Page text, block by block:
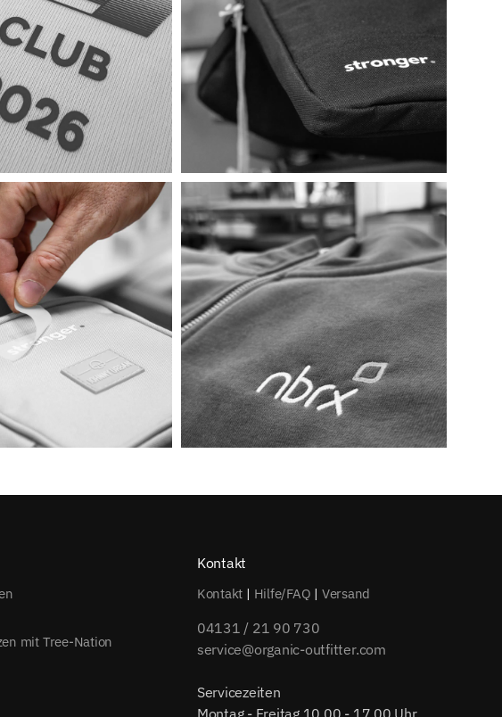
mit Tree-Nation
Kontakt
Kontakt | Hilfe/FAQ | Versand
04131 / 21 90 730
service@organic-outfitter.com
Servicezeiten